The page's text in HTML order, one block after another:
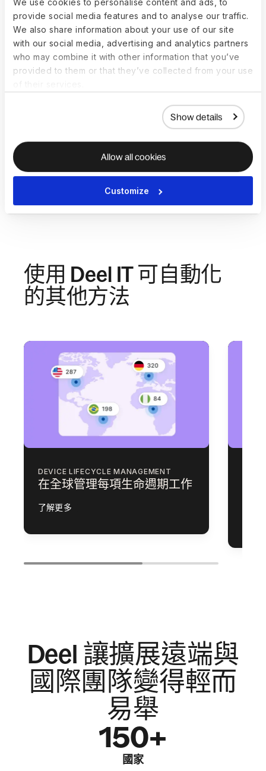
provide social media features and to analyse our traffic.
We also share information about your use of our site
with our social media, advertising and analytics partners
who may combine it with other information that you’ve
provided to them or that they’ve collected from your use
Show details
Allow all cookies
Customize
全面了解 EOR：名義雇主指南
使用 Deel IT 可自動化
的其他方法
DEVICE LIFECYCLE MANAGEMENT
在全球管理每項生命週期工作
了解更多
Deel 讓擴展遠端與
國際團隊變得輕而
易舉
150+
國家